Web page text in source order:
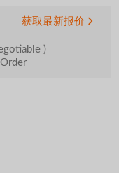
获取最新报价
)